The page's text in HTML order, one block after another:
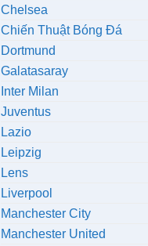
Chelsea
Chiến Thuật Bóng Đá
Dortmund
Galatasaray
Inter Milan
Juventus
Lazio
Leipzig
Lens
Liverpool
Manchester City
Manchester United